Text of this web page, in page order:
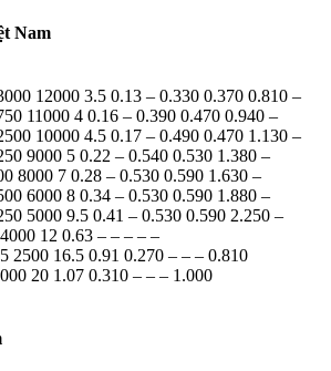
Nam
12000 3.5 0.13 – 0.330 0.370 0.810 –
11000 4 0.16 – 0.390 0.470 0.940 –
10000 4.5 0.17 – 0.490 0.470 1.130 –
9000 5 0.22 – 0.540 0.530 1.380 –
8000 7 0.28 – 0.530 0.590 1.630 –
6000 8 0.34 – 0.530 0.590 1.880 –
5000 9.5 0.41 – 0.530 0.590 2.250 –
12 0.63 – – – – –
2500 16.5 0.91 0.270 – – – 0.810
20 1.07 0.310 – – – 1.000